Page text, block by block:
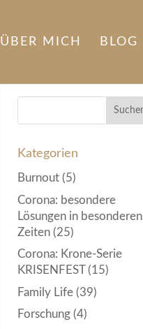
ÜBER MICH BLOG
Kategorien
Burnout (5)
Corona: besondere
Lösungen in besonderen
Zeiten (25)
Corona: Krone-Serie
KRISENFEST(15)
Family Life (39)
Forschung (4)